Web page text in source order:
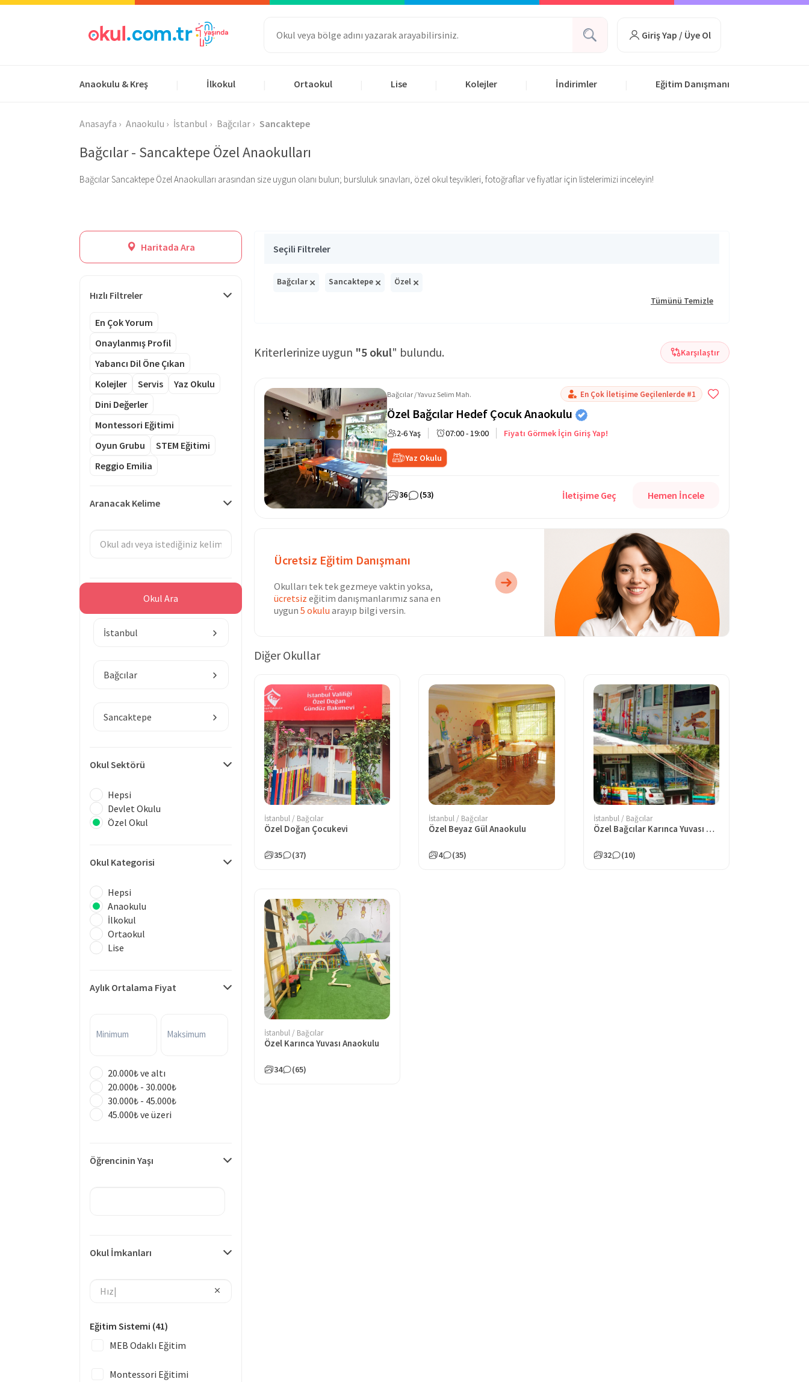
Giriş Yap / Üye Ol
Anaokulu & Kreş İlkokul Ortaokul Lise Kolejler İndirimler Eğitim Danışmanı
Anasayfa Anaokulu İstanbul Bağcılar Sancaktepe
Bağcılar - Sancaktepe Özel Anaokulları
Bağcılar Sancaktepe Özel Anaokulları arasından size uygun olanı bulun; bursluluk sınavları, özel okul teşvikleri, fotoğraflar ve fiyatlar için listelerimizi inceleyin!
Haritada Ara
Hızlı Filtreler
En Çok Yorum
Onaylanmış Profil
Yabancı Dil Öne Çıkan
Kolejler
Servis
Yaz Okulu
Dini Değerler
Montessori Eğitimi
Oyun Grubu
STEM Eğitimi
Reggio Emilia
Aranacak Kelime
İstanbul
Bağcılar
Sancaktepe
Okul Sektörü
Hepsi
Devlet Okulu
Özel Okul
Okul Kategorisi
Hepsi
Anaokulu
İlkokul
Ortaokul
Lise
Aylık Ortalama Fiyat
Minimum Maksimum
20.000₺ ve altı
20.000₺ - 30.000₺
30.000₺ - 45.000₺
45.000₺ ve üzeri
Öğrencinin Yaşı
Okul İmkanları
Eğitim Sistemi (41)
MEB Odaklı Eğitim
Montessori Eğitimi
Okul Ara
Seçili Filtreler
Bağcılar× Sancaktepe × Özel ×
Tümünü Temizle
Kriterlerinize uygun "5 okul" bulundu. Karşılaştır
Bağcılar / Yavuz Selim Mah. En Çok İletişime Geçilenlerde #1
Özel Bağcılar Hedef Çocuk Anaokulu
2-6 Yaş 07:00 - 19:00 Fiyatı Görmek İçin Giriş Yap!
Yaz Okulu
36 (53) İletişime Geç Hemen İncele
Ücretsiz Eğitim Danışmanı
Okulları tek tek gezmeye vaktin yoksa,
ücretsiz eğitim danışmanlarımız sana en
uygun 5 okulu arayıp bilgi versin.
Diğer Okullar
İstanbul / Bağcılar
Özel Doğan Çocukevi
35 (37)
İstanbul / Bağcılar
Özel Beyaz Gül Anaokulu
4 (35)
İstanbul / Bağcılar
Özel Bağcılar Karınca Yuvası Gündüz Bakımevi
32 (10)
İstanbul / Bağcılar
Özel Karınca Yuvası Anaokulu
34 (65)